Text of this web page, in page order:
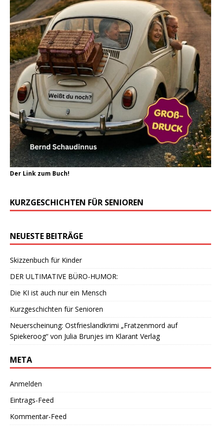
Der Link zum Buch!
KURZGESCHICHTEN FÜR SENIOREN
NEUESTE BEITRÄGE
Skizzenbuch für Kinder
DER ULTIMATIVE BÜRO-HUMOR:
Die KI ist auch nur ein Mensch
Kurzgeschichten für Senioren
Neuerscheinung: Ostfrieslandkrimi „Fratzenmord auf
Spiekeroog“ von Julia Brunjes im Klarant Verlag
META
Anmelden
Eintrags-Feed
Kommentar-Feed